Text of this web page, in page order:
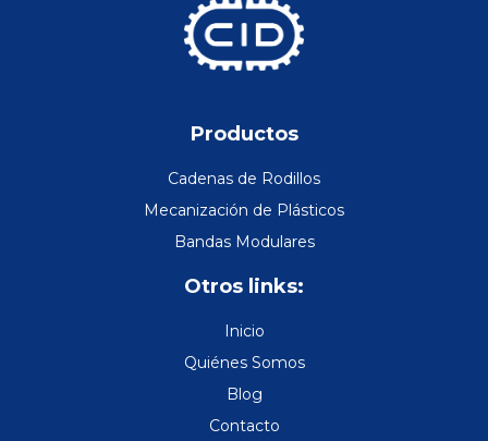
Productos
Cadenas de Rodillos
Mecanización de Plásticos
Bandas Modulares
Otros links:
Inicio
Quiénes Somos
Blog
Contacto